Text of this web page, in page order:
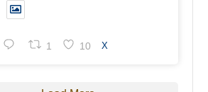
1 10 X